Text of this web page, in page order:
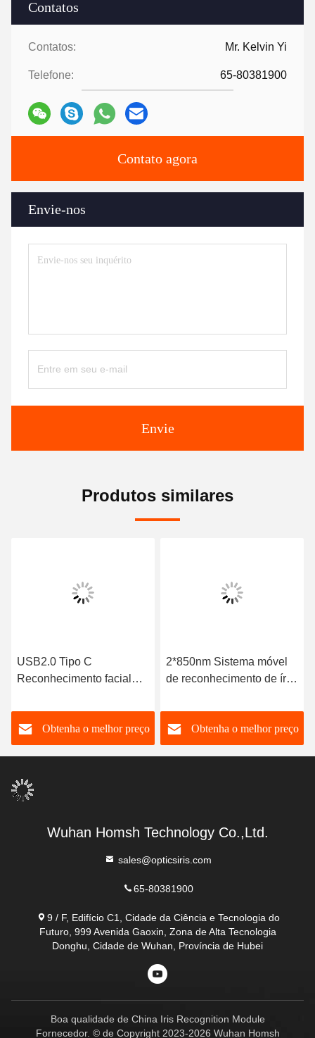
Contatos
Contatos: Mr. Kelvin Yi
Telefone: 65-80381900
Contato agora
Envie-nos
Envie
Produtos similares
USB2.0 Tipo C
Reconhecimento facial
Iluminação assistida por
infravermelho
Obtenha o melhor preço
2*850nm Sistema móvel
de reconhecimento de íris
reconhecimento ocular
0,7s
Obtenha o melhor preço
Wuhan Homsh Technology Co.,Ltd.
sales@opticsiris.com
65-80381900
9 / F, Edifício C1, Cidade da Ciência e Tecnologia do
Futuro, 999 Avenida Gaoxin, Zona de Alta Tecnologia
Donghu, Cidade de Wuhan, Província de Hubei
Boa qualidade de China Iris Recognition Module
Fornecedor. © de Copyright 2023-2026 Wuhan Homsh